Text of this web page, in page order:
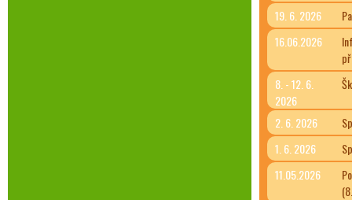
19. 6. 2026
16.06.2026
8. - 12. 6.
2026
2. 6. 2026
1. 6. 2026
11.05.2026